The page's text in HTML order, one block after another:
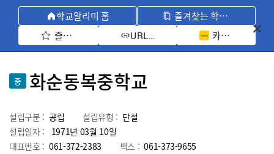
학교알리미 홈
즐겨찾는 학교 모아보기
즐겨찾기 선택
URL 복사 카카오톡 공유
중 화순동복중학교
설립구분 : 공립 설립유형 : 단설
설립일자 :
1971년 03월 10일
대표번호 : 061-372-2383 팩스 : 061-373-9655